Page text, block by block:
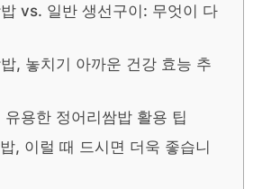
vs. 일반 생선구이: 무엇이 다
, 놓치기 아까운 건강 효능 추
유용한 정어리쌈밥 활용 팁
, 이럴 때 드시면 더욱 좋습니